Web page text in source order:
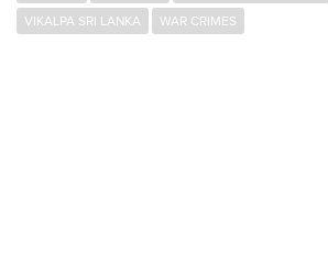
VIKALPA SRI LANKA
WAR CRIMES